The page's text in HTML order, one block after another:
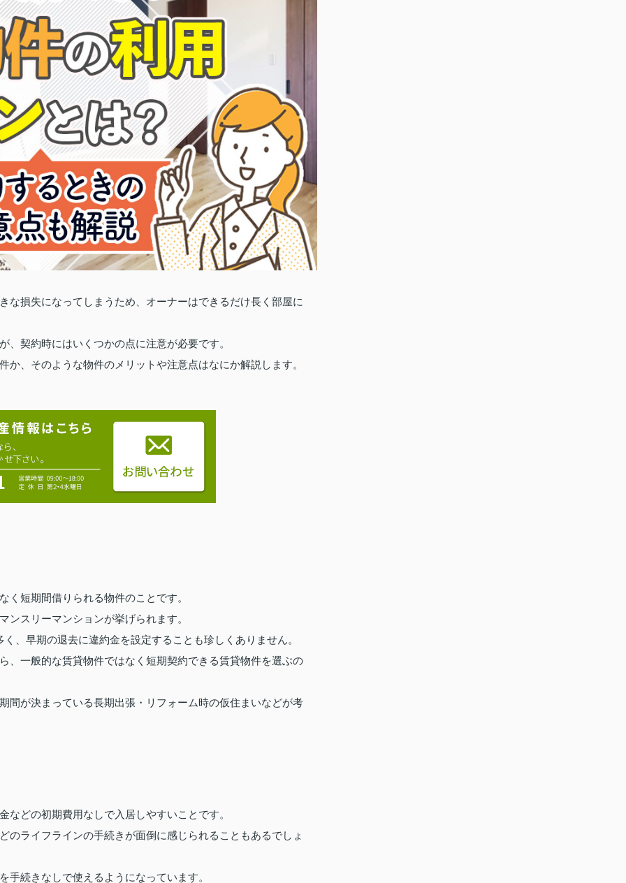
な損失になってしまうため、オーナーはできるだけ長く部屋に
契約時にはいくつかの点に注意が必要です。
、そのような物件のメリットや注意点はなにか解説します。
く短期間借りられる物件のことです。
ンスリーマンションが挙げられます。
、早期の退去に違約金を設定することも珍しくありません。
、一般的な賃貸物件ではなく短期契約できる賃貸物件を選ぶの
間が決まっている長期出張・リフォーム時の仮住まいなどが考
どの初期費用なしで入居しやすいことです。
のライフラインの手続きが面倒に感じられることもあるでしょ
続きなしで使えるようになっています。